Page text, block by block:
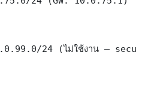
24 (ไม่ใช้งาน —